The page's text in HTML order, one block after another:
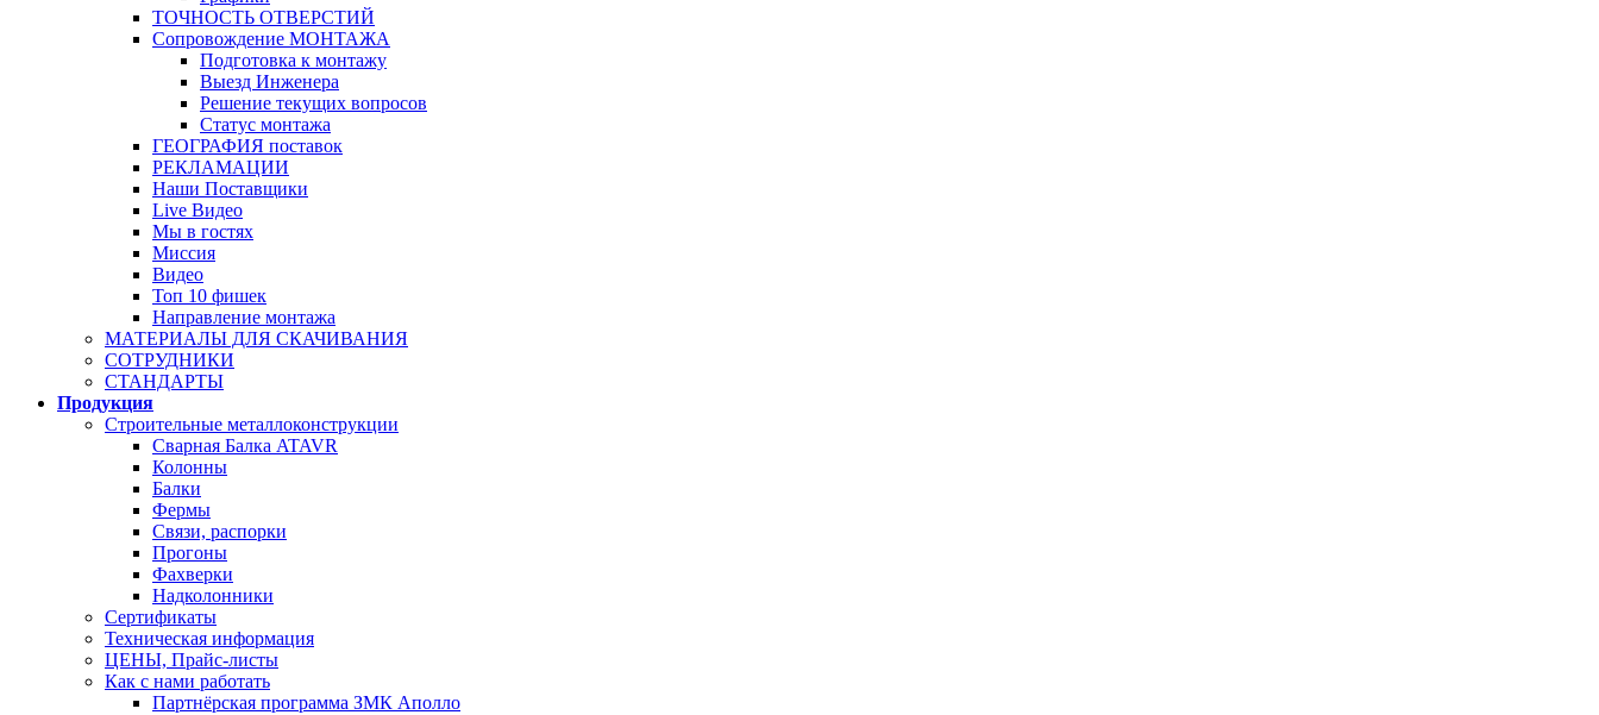
ТОЧНОСТЬ ОТВЕРСТИЙ
Сопровождение МОНТАЖА
Подготовка к монтажу
Выезд Инженера
Решение текущих вопросов
Статус монтажа
ГЕОГРАФИЯ поставок
РЕКЛАМАЦИИ
Наши Поставщики
Live Видео
Мы в гостях
Миссия
Видео
Топ 10 фишек
Направление монтажа
МАТЕРИАЛЫ ДЛЯ СКАЧИВАНИЯ
СОТРУДНИКИ
СТАНДАРТЫ
Продукция
Строительные металлоконструкции
Сварная Балка ATAVR
Колонны
Балки
Фермы
Связи, распорки
Прогоны
Фахверки
Надколонники
Сертификаты
Техническая информация
ЦЕНЫ, Прайс-листы
Как с нами работать
Партнёрская программа ЗМК Аполло